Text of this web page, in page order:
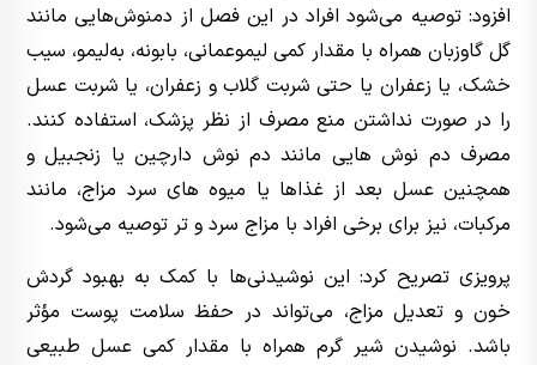
افزود: توصیه می‌شود افراد در این فصل از دمنوش‌هایی مانند
گل گاوزبان همراه با مقدار کمی لیموعمانی، بابونه، به‌لیمو، سیب
خشک، یا زعفران یا حتی شربت گلاب و زعفران، یا شربت عسل
را در صورت نداشتن منع مصرف از نظر پزشک، استفاده کنند.
مصرف دم نوش هایی مانند دم نوش دارچین یا زنجبیل و
همچنین عسل بعد از غذاها یا میوه های سرد مزاج، مانند
مرکبات، نیز برای برخی افراد با مزاج سرد و تر توصیه می‌شود.
پرویزی تصریح کرد: این نوشیدنی‌ها با کمک به بهبود گردش
خون و تعدیل مزاج، می‌تواند در حفظ سلامت پوست مؤثر
باشد. نوشیدن شیر گرم همراه با مقدار کمی عسل طبیعی